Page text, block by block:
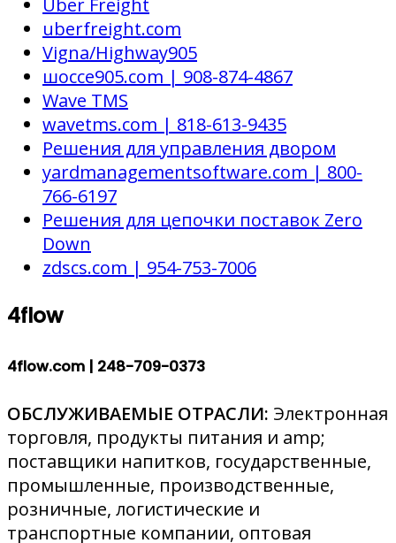
uberfreight.com
Vigna/Highway905
шоссе905.com | 908-874-4867
Wave TMS
wavetms.com | 818-613-9435
Решения для управления двором
yardmanagementsoftware.com | 800-
766-6197
Решения для цепочки поставок Zero
Down
zdscs.com | 954-753-7006
4flow
4flow.com | 248-709-0373
ОБСЛУЖИВАЕМЫЕ ОТРАСЛИ: Электронная
торговля, продукты питания и amp;
поставщики напитков, государственные,
промышленные, производственные,
розничные, логистические и
транспортные компании, оптовая